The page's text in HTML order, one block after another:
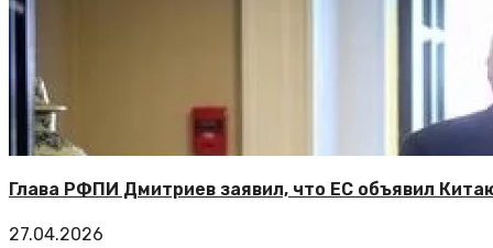
Глава РФПИ Дмитриев заявил, что ЕС объявил
27.04.2026